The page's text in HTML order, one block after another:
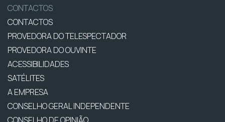
CONTACTOS
CONTACTOS
PROVEDORA DO TELESPECTADOR
PROVEDORA DO OUVINTE
ACESSIBILIDADES
SATÉLITES
A EMPRESA
CONSELHO GERAL INDEPENDENTE